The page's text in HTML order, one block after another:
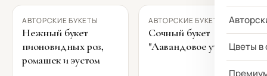
Цветы в
АВТОРСКИЕ БУКЕТЫ
Нежный букет
пионовидных роз,
ромашек и эустом
АВТОРСКИЕ БУКЕТЫ
Сочный букет
"Лавандовое утро"